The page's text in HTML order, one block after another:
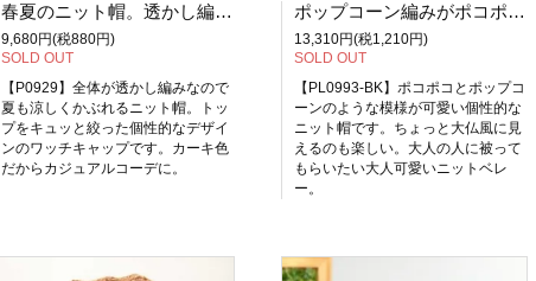
春夏のニット帽。透かし編みのトップをキュッと絞ったキュートなニットワッチ 春夏の帽子 PL0929
9,680円(税880円)
SOLD OUT
【P0929】全体が透かし編みなので
夏も涼しくかぶれるニット帽。トッ
プをキュッと絞った個性的なデザイ
ンのワッチキャップです。カーキ色
だからカジュアルコーデに。
ポップコーン編みがポコポコ可愛いポップコーンベレー（ブラック）【PL0993-BK】
13,310円(税1,210円)
SOLD OUT
【PL0993-BK】ポコポコとポップコ
ーンのような模様が可愛い個性的な
ニット帽です。ちょっと大仏風に見
えるのも楽しい。大人の人に被って
もらいたい大人可愛いニットベレ
ー。